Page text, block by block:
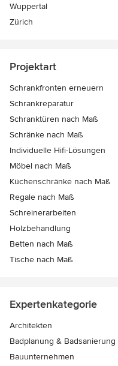
Wuppertal
Zürich
Projektart
Schrankfronten erneuern
Schrankreparatur
Schranktüren nach Maß
Schränke nach Maß
Individuelle Hifi-Lösungen
Möbel nach Maß
Küchenschränke nach Maß
Regale nach Maß
Schreinerarbeiten
Holzbehandlung
Betten nach Maß
Tische nach Maß
Expertenkategorie
Architekten
Badplanung & Badsanierung
Bauunternehmen